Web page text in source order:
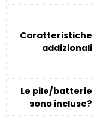
Caratteristiche
addizionali
Le pile/batterie
sono incluse?